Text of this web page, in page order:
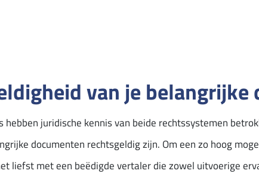
van je belangrijke
hebben juridische kennis van beide rechtssystemen
documenten rechtsgeldig zijn. Om een zo hoog
liefst met een beëdigde vertaler die zowel uitvoerige